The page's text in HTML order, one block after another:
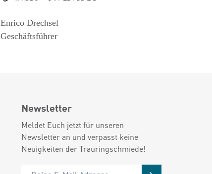
Enrico Drechsel
Geschäftsführer
Newsletter
Meldet Euch jetzt für unseren
Newsletter an und verpasst keine
Neuigkeiten der Trauringschmiede!